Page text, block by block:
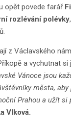
opět povede farář
rozlévání polévky
z Václavského
a vychutnat
Vánoce jsou
města,
Prahou a užít
Vlková.